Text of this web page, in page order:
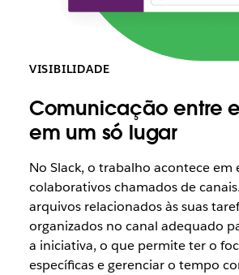
VISIBILIDADE
Comunicação entre
em um só lugar
No Slack, o trabalho acontece em
colaborativos chamados de
arquivos relacionados às suas
organizados no canal adequado
a iniciativa, o que permite ter o
específicas e gerenciar o tempo